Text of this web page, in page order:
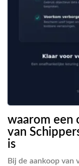
waarom een
van
is
Bij de aankoop van